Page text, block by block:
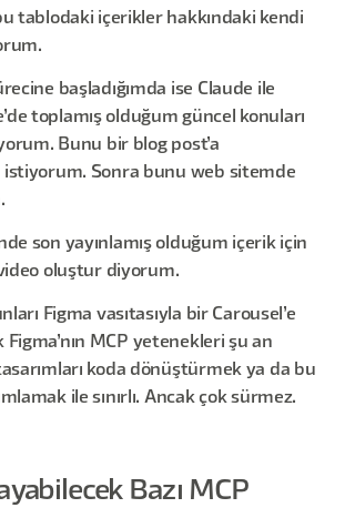
tablodaki içerikler hakkındaki kendi
başladığımda ise Claude ile
toplamış olduğum güncel konuları
Bunu bir blog post’a
Sonra bunu web sitemde
son yayınlamış olduğum içerik için
oluştur diyorum.
Figma vasıtasıyla bir Carousel’e
MCP yetenekleri şu an
koda dönüştürmek ya da bu
ile sınırlı. Ancak çok sürmez.
Bazı MCP